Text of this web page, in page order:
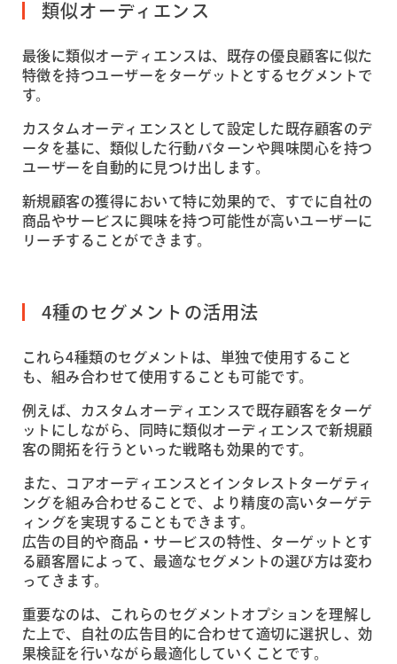
類似オーディエンス
最後に類似オーディエンスは、既存の優良顧客に似た
特徴を持つユーザーをターゲットとするセグメントで
す。
カスタムオーディエンスとして設定した既存顧客のデ
ータを基に、類似した行動パターンや興味関心を持つ
ユーザーを自動的に見つけ出します。
新規顧客の獲得において特に効果的で、すでに自社の
商品やサービスに興味を持つ可能性が高いユーザーに
リーチすることができます。
4種のセグメントの活用法
これら4種類のセグメントは、単独で使用すること
も、組み合わせて使用することも可能です。
例えば、カスタムオーディエンスで既存顧客をターゲ
ットにしながら、同時に類似オーディエンスで新規顧
客の開拓を行うといった戦略も効果的です。
また、コアオーディエンスとインタレストターゲティ
ングを組み合わせることで、より精度の高いターゲテ
ィングを実現することもできます。
広告の目的や商品・サービスの特性、ターゲットとす
る顧客層によって、最適なセグメントの選び方は変わ
ってきます。
重要なのは、これらのセグメントオプションを理解し
た上で、自社の広告目的に合わせて適切に選択し、効
果検証を行いながら最適化していくことです。